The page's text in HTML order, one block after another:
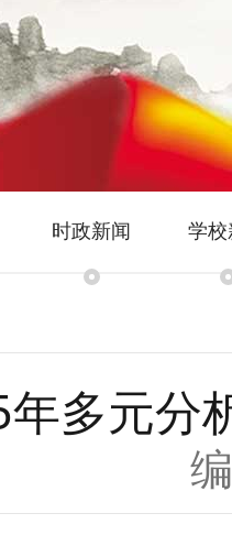
时政新闻 学
多元分